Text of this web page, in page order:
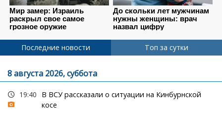
Последние новости Топ за сутки
8 августа 2026, суббота
19:40
В ВСУ рассказали о ситуации на Кинбурнской
косе